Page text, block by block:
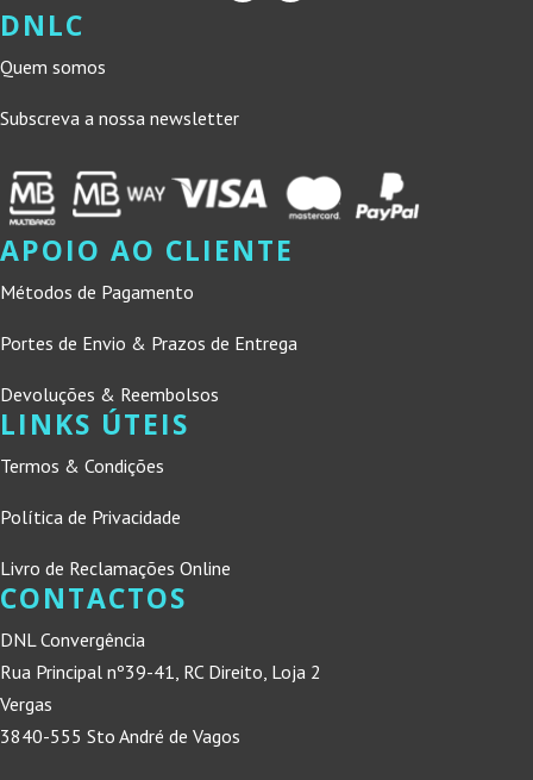
DNLC
Quem somos
Subscreva a nossa newsletter
APOIO AO CLIENTE
Métodos de Pagamento
Portes de Envio & Prazos de Entrega
Devoluções & Reembolsos
LINKS ÚTEIS
Termos & Condições
Política de Privacidade
Livro de Reclamações Online
CONTACTOS
DNL Convergência
Rua Principal nº39-41, RC Direito, Loja 2
Vergas
3840-555 Sto André de Vagos